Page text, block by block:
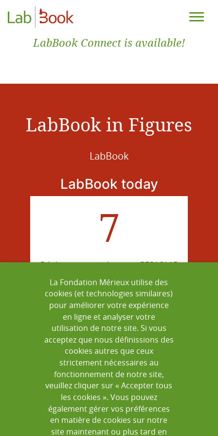
LabBook Connect is available!
LabBook in Figures
LabBook
LabBook today
7
Déployer au sein du projet RESAOLAB
=
XXX
La Fondation Mérieux utilise des
cookies (et technologies similaires)
pour améliorer votre expérience
en ligne et analyser votre
utilisation de notre site. Si vous
acceptez que nous définissions des
cookies autres que ceux
strictement nécessaires au
fonctionnement de notre site,
veuillez cliquer sur « Accepter tous
les cookies ». Vous pouvez
également gérer vos préférences
en matière de cookies sur notre
site maintenant ou plus tard en